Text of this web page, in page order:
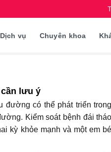
Dịch vụ Chuyên khoa
lưu ý
có thể phát triển trong
Kiểm soát bệnh đái tháo
kỳ khỏe mạnh và một em bé